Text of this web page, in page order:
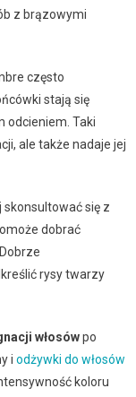
z brązowymi
często
stają się
odcieniem. Taki
ale także nadaje jej
się z
dobrać
rysy twarzy
włosówpo
i odżywki do włosów
koloru